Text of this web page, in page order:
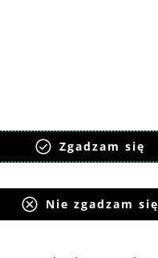
Zgadzam się
Nie zgadzam się